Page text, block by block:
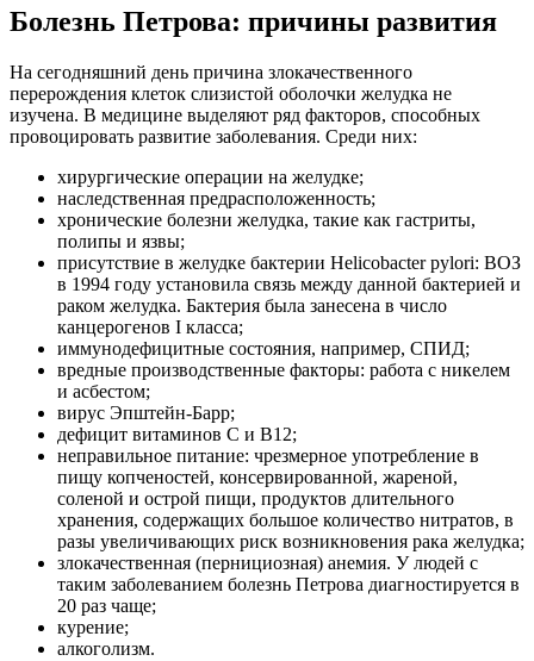
Болезнь Петрова: причины развития
На сегодняшний день причина злокачественного
перерождения клеток слизистой оболочки желудка не
изучена. В медицине выделяют ряд факторов, способных
провоцировать развитие заболевания. Среди них:
хирургические операции на желудке;
наследственная предрасположенность;
хронические болезни желудка, такие как гастриты,
полипы и язвы;
присутствие в желудке бактерии Helicobacter pylori: ВОЗ
в 1994 году установила связь между данной бактерией и
раком желудка. Бактерия была занесена в число
канцерогенов I класса;
иммунодефицитные состояния, например, СПИД;
вредные производственные факторы: работа с никелем
и асбестом;
вирус Эпштейн-Барр;
дефицит витаминов С и В12;
неправильное питание: чрезмерное употребление в
пищу копченостей, консервированной, жареной,
соленой и острой пищи, продуктов длительного
хранения, содержащих большое количество нитратов, в
разы увеличивающих риск возникновения рака желудка;
злокачественная (пернициозная) анемия. У людей с
таким заболеванием болезнь Петрова диагностируется в
20 раз чаще;
курение;
алкоголизм.